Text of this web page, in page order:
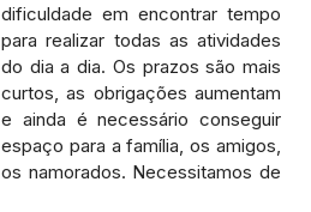
dificuldade em encontrar tempo
para realizar todas as atividades
do dia a dia. Os prazos são mais
curtos, as obrigações aumentam
e ainda é necessário conseguir
espaço para a família, os amigos,
os namorados. Necessitamos de